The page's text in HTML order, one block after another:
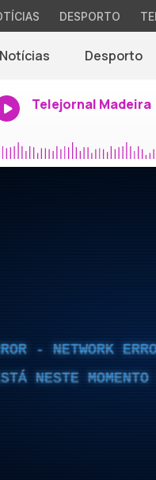
DESPORTO
Notícias Desporto
Telejornal Madeira
- NETWORK
NESTE